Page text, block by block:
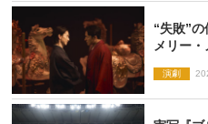
“失敗”
メリー・
演劇